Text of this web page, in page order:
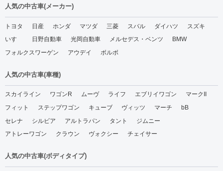
人気の中古車(メーカー)
トヨタ 日産 ホンダ マツダ 三菱 スバル ダイハツ
スズキ
いすゞ
日野自動車 光岡自動車 メルセデス・ベンツ
BMW
フォルクスワーゲン
アウデイ ボルボ
人気の中古車(車種)
スカイライン ワゴンR ムーヴ ライフ エブリイワゴン
マークII
フィット
ステップワゴン キューブ ヴィッツ マーチ
bB
セレナ
シルビア アルトラパン タント
ジムニー
アトレーワゴン
クラウン ヴォクシー チェイサー
人気の中古車(ボディタイプ)